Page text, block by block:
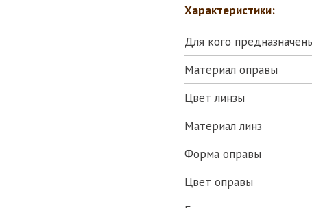
Характеристики:
Для кого
Материал оправы
Цвет линзы
Материал линз
Форма оправы
Цвет оправы